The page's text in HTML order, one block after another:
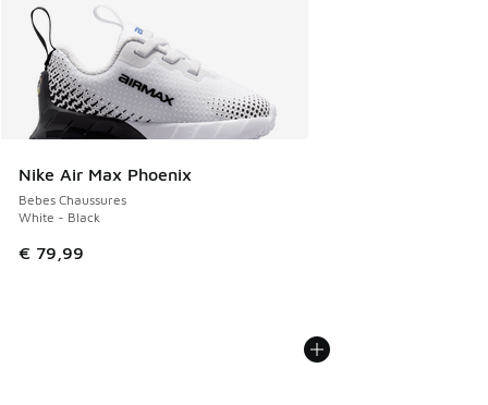
Nike Air Max Phoenix
Bebes Chaussures
White - Black
€ 79,99